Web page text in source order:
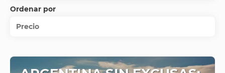
Ordenar por
Precio